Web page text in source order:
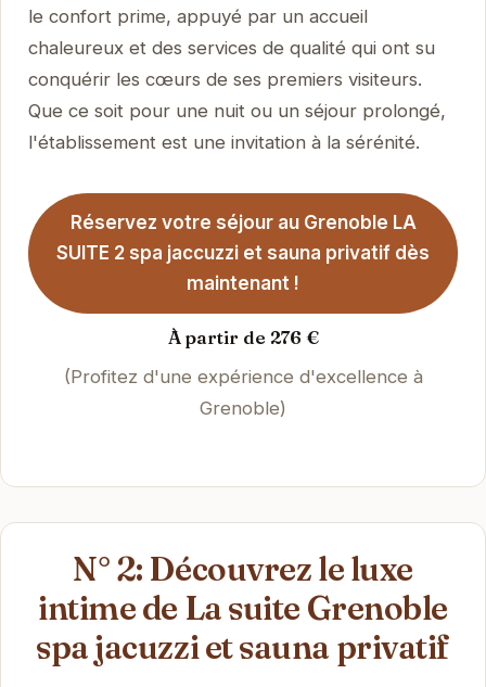
le confort prime, appuyé par un accueil
chaleureux et des services de qualité qui ont su
conquérir les cœurs de ses premiers visiteurs.
Que ce soit pour une nuit ou un séjour prolongé,
l'établissement est une invitation à la sérénité.
Réservez votre séjour au Grenoble LA
SUITE 2 spa jaccuzzi et sauna privatif dès
maintenant !
À partir de 276 €
(Profitez d'une expérience d'excellence à
Grenoble)
N° 2: Découvrez le luxe
intime de La suite Grenoble
spa jacuzzi et sauna privatif